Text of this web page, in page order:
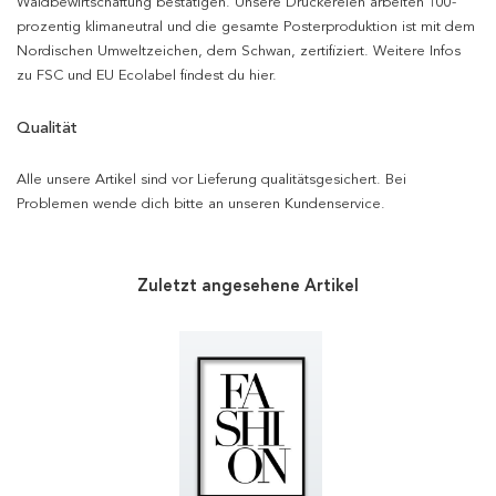
prozentig klimaneutral und die gesamte Posterproduktion ist mit dem
Nordischen Umweltzeichen, dem Schwan, zertifiziert. Weitere Infos
zu FSC und EU Ecolabel findest du hier.
Qualität
Alle unsere Artikel sind vor Lieferung qualitätsgesichert. Bei
Problemen wende dich bitte an unseren Kundenservice.
Zuletzt angesehene Artikel